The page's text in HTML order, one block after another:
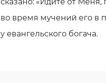
во время мучений его в
у евангельского богача.